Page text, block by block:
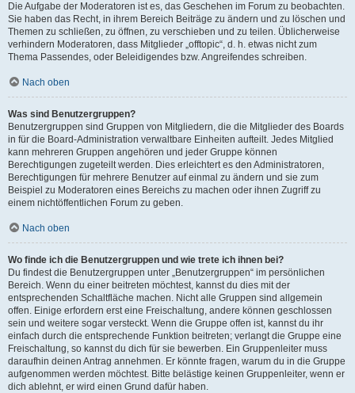
Die Aufgabe der Moderatoren ist es, das Geschehen im Forum zu beobachten.
Sie haben das Recht, in ihrem Bereich Beiträge zu ändern und zu löschen und
Themen zu schließen, zu öffnen, zu verschieben und zu teilen. Üblicherweise
verhindern Moderatoren, dass Mitglieder „offtopic“, d. h. etwas nicht zum
Thema Passendes, oder Beleidigendes bzw. Angreifendes schreiben.
Nach oben
Was sind Benutzergruppen?
Benutzergruppen sind Gruppen von Mitgliedern, die die Mitglieder des Boards
in für die Board-Administration verwaltbare Einheiten aufteilt. Jedes Mitglied
kann mehreren Gruppen angehören und jeder Gruppe können
Berechtigungen zugeteilt werden. Dies erleichtert es den Administratoren,
Berechtigungen für mehrere Benutzer auf einmal zu ändern und sie zum
Beispiel zu Moderatoren eines Bereichs zu machen oder ihnen Zugriff zu
einem nichtöffentlichen Forum zu geben.
Nach oben
Wo finde ich die Benutzergruppen und wie trete ich ihnen bei?
Du findest die Benutzergruppen unter „Benutzergruppen“ im persönlichen
Bereich. Wenn du einer beitreten möchtest, kannst du dies mit der
entsprechenden Schaltfläche machen. Nicht alle Gruppen sind allgemein
offen. Einige erfordern erst eine Freischaltung, andere können geschlossen
sein und weitere sogar versteckt. Wenn die Gruppe offen ist, kannst du ihr
einfach durch die entsprechende Funktion beitreten; verlangt die Gruppe eine
Freischaltung, so kannst du dich für sie bewerben. Ein Gruppenleiter muss
daraufhin deinen Antrag annehmen. Er könnte fragen, warum du in die Gruppe
aufgenommen werden möchtest. Bitte belästige keinen Gruppenleiter, wenn er
dich ablehnt, er wird einen Grund dafür haben.